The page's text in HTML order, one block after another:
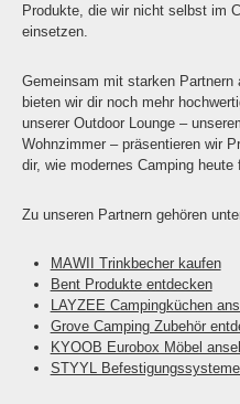
Produkte, die wir nicht selbst im
einsetzen.
Gemeinsam mit starken Partnern
bieten wir dir noch mehr
unserer Outdoor Lounge –
Wohnzimmer – präsentieren wir
dir, wie modernes Camping heute
Zu unseren Partnern gehören
MAWII Trinkbecher kaufen
Bent Produkte entdecken
LAYZEE Campingküchen
Grove Camping Zubehör
KYOOB Eurobox Möbel
STYYL